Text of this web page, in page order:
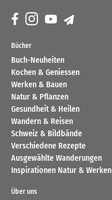
Bücher
Buch-Neuheiten
Kochen & Geniessen
Werken & Bauen
Natur & Pflanzen
Gesundheit & Heilen
Wandern & Reisen
Schweiz & Bildbände
Verschiedene Rezepte
Ausgewählte Wanderungen
Inspirationen Natur & Werken
Über uns